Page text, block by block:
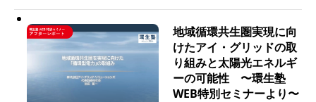
地域循環共生圏実現に向
けたアイ・グリッドの取
り組みと太陽光エネルギ
ーの可能性 〜環生塾
WEB特別セミナーより〜